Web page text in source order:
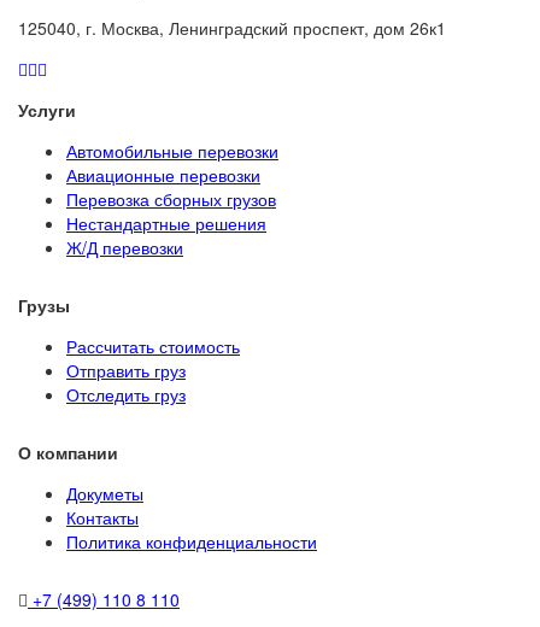
125040, г. Москва, Ленинградский проспект, дом 26к1
Услуги
Автомобильные перевозки
Авиационные перевозки
Перевозка сборных грузов
Нестандартные решения
Ж/Д перевозки
Грузы
Рассчитать стоимость
Отправить груз
Отследить груз
О компании
Докуметы
Контакты
Политика конфиденциальности
+7 (499) 110 8 110